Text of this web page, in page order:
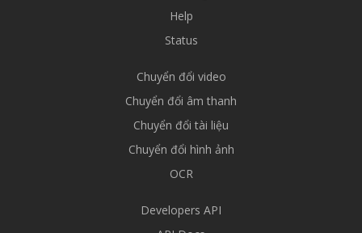
Help
Status
Chuyển đổi video
Chuyển đổi âm thanh
Chuyển đổi tài liệu
Chuyển đổi hình ảnh
OCR
Developers API